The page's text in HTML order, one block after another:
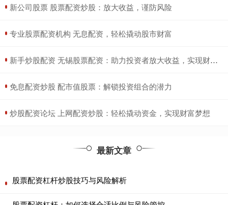
​新公司股票 股票配资炒股：放大收益，谨防风险
​专业股票配资机构 无息配资，轻松撬动股市财富
​新手炒股配资 无锡股票配资：助力投资者放大收益，实现财富梦想
​免息配资炒股 配市值股票：解锁投资组合的潜力
​炒股配资论坛 上网配资炒股：轻松撬动资金，实现财富梦想
最新文章
股票配资杠杆炒股技巧与风险解析